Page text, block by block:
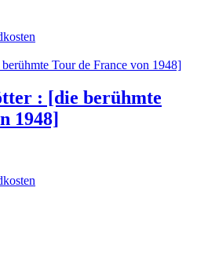
: [die berühmte
1948]